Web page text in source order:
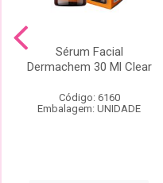
Sérum Facial
Dermachem 30 Ml Clear
Código: 6160
Embalagem: UNIDADE